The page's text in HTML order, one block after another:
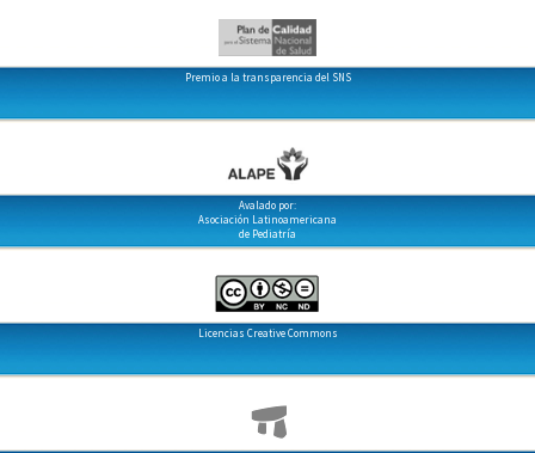
Premio a la transparencia del SNS
Avalado por:
Asociación Latinoamericana
de Pediatría
Licencias Creative Commons